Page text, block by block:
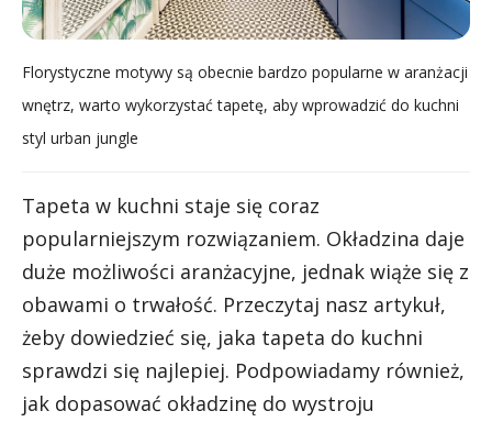
Florystyczne motywy są obecnie bardzo popularne w aranżacji
wnętrz, warto wykorzystać tapetę, aby wprowadzić do kuchni
styl urban jungle
Tapeta w kuchni staje się coraz
popularniejszym rozwiązaniem. Okładzina daje
duże możliwości aranżacyjne, jednak wiąże się z
obawami o trwałość. Przeczytaj nasz artykuł,
żeby dowiedzieć się, jaka tapeta do kuchni
sprawdzi się najlepiej. Podpowiadamy również,
jak dopasować okładzinę do wystroju